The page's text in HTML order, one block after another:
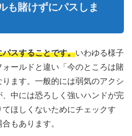
も賭けずにパスしま
スすることです。いわゆる様子
ールドと違い「今のところは賭
ます。一般的には弱気のアクシ
、中には恐ろしく強いハンドが完
ほしくないためにチェックす
もあります。